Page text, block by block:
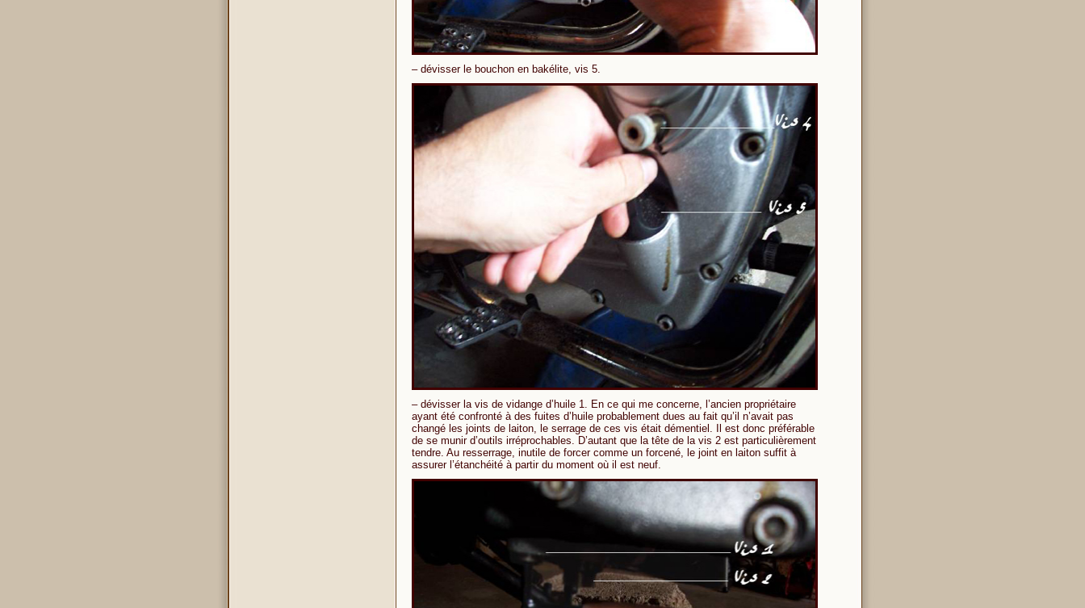
– dévisser le bouchon en bakélite, vis 5.
– dévisser la vis de vidange d’huile 1. En ce qui me concerne, l’ancien propriétaire
ayant été confronté à des fuites d’huile probablement dues au fait qu’il n’avait pas
changé les joints de laiton, le serrage de ces vis était démentiel. Il est donc préférable
de se munir d’outils irréprochables. D’autant que la tête de la vis 2 est particulièrement
tendre. Au resserrage, inutile de forcer comme un forcené, le joint en laiton suffit à
assurer l’étanchéité à partir du moment où il est neuf.